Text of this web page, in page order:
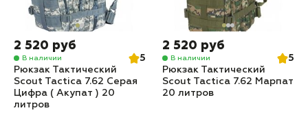
2 520 руб
В наличии
5
Рюкзак Тактический
Scout Tactica 7.62 Серая
Цифра ( Акупат ) 20
литров
2 520 руб
В наличии
5
Рюкзак Тактический
Scout Tactica 7.62 Марпат
20 литров